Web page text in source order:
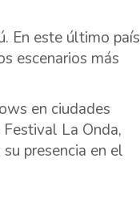
En este último país
escenarios más
en ciudades
La Onda,
presencia en el